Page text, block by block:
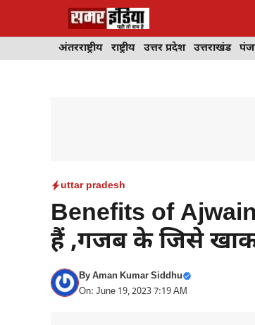
अंतरराष्ट्रीय राष्ट्रीय उत्तर प्रदेश उत्तराखंड
uttar pradesh
Benefits of
हैं ,गजब के जिसे
ByAman Kumar Siddhu
On: June 19, 2023 7:19 AM